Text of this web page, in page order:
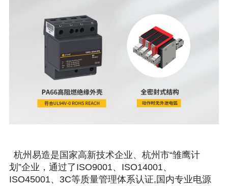
杭州易造是国家高新技术企业、杭州市“雏鹰计
划”企业，通过了ISO9001、ISO14001、
ISO45001、3C等质量管理体系认证,国内专业电源